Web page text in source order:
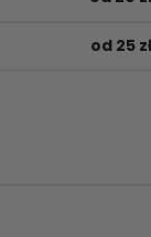
od 25